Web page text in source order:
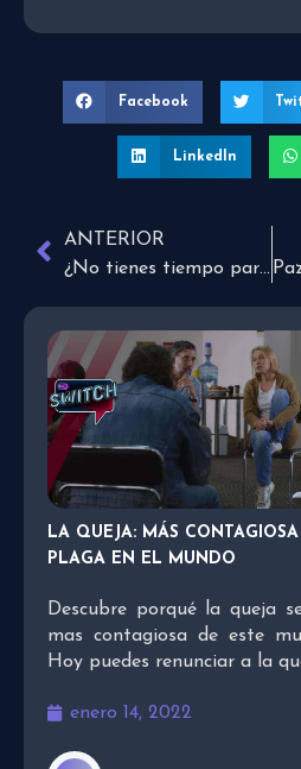
Facebook
LinkedIn
ANTERIOR
¿No tienes tiempo para mirar al cielo?
LA QUEJA: MÁS
PLAGA EN EL MUNDO
Descubre porqué la queja
mas contagiosa de este
Hoy puedes renunciar a la
enero 14, 2022